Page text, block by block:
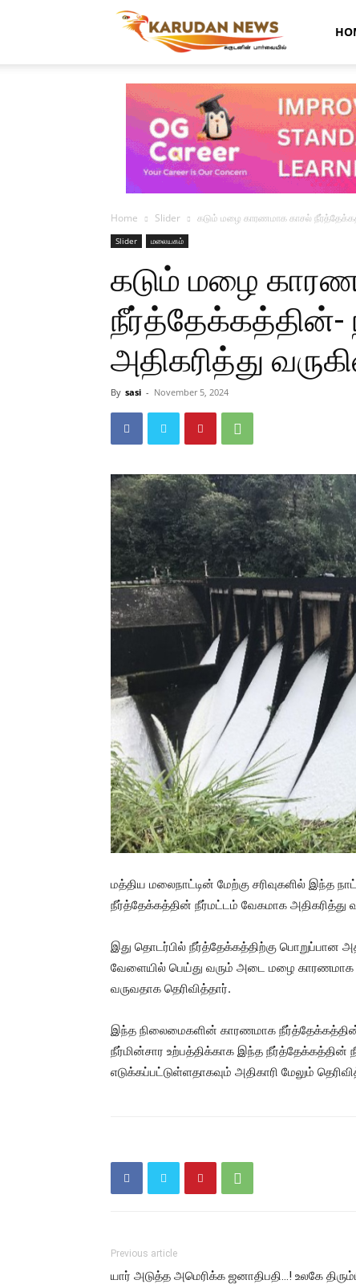
Karudan
News
Home Slider கடும் மழை காரணமாக காசல்
Slider மலையகம்
கடும் மழை
நீர்த்தேக்கத்தின்-
அதிகரித்து
By sasi - November 5, 2024
மத்திய மலைநாட்டின் மேற்கு சரிவுகளில் இந்த
நீர்த்தேக்கத்தின் நீர்மட்டம் வேகமாக அதிகரித்து
இது தொடர்பில் நீர்த்தேக்கத்திற்கு பொறுப்பான
வேளையில் பெய்து வரும் அடை மழை காரணமாக
வருவதாக தெரிவித்தார்.
இந்த நிலைமைகளின் காரணமாக நீர்த்தேக்கத்தின்
நீர்மின்சார உற்பத்திக்காக இந்த
எடுக்கப்பட்டுள்ளதாகவும் அதிகாரி மேலும்
Previous article
யார் அடுத்த அமெரிக்க ஜனாதிபதி…! உலகே